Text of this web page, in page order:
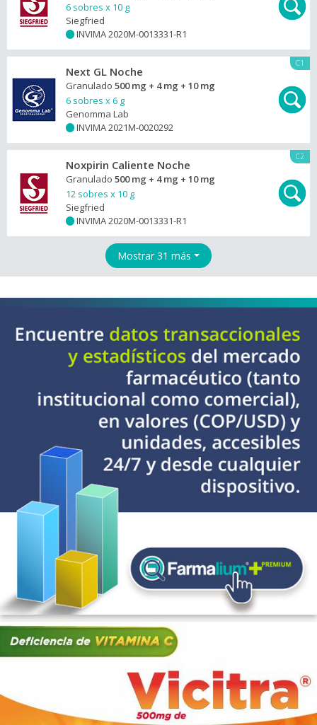
6 sobres x 10 g
Siegfried
INVIMA 2020M-0013331-R1
C1
Next GL Noche
Granulado 500 mg + 4 mg + 10 mg
6 sobres x 6 g
Genomma Lab
INVIMA 2021M-0020292
C2
Noxpirin Caliente Noche
Granulado 500 mg + 4 mg + 10 mg
12 sobres x 10 g
Siegfried
INVIMA 2020M-0013331-R1
Mostrar 31 más